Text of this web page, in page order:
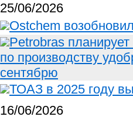
25/06/2026
Ostchem
Petrobras
по производству
сентябрю
ТОАЗ в 2025 году
16/06/2026